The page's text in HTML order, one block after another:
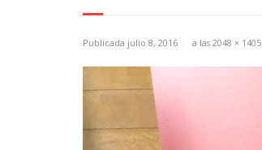
Publicada julio 8, 2016 a las 2048 × 1405